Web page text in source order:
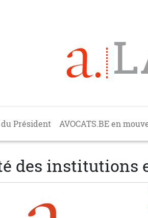
navigation
Président AVOCATS.BE en
des institutions